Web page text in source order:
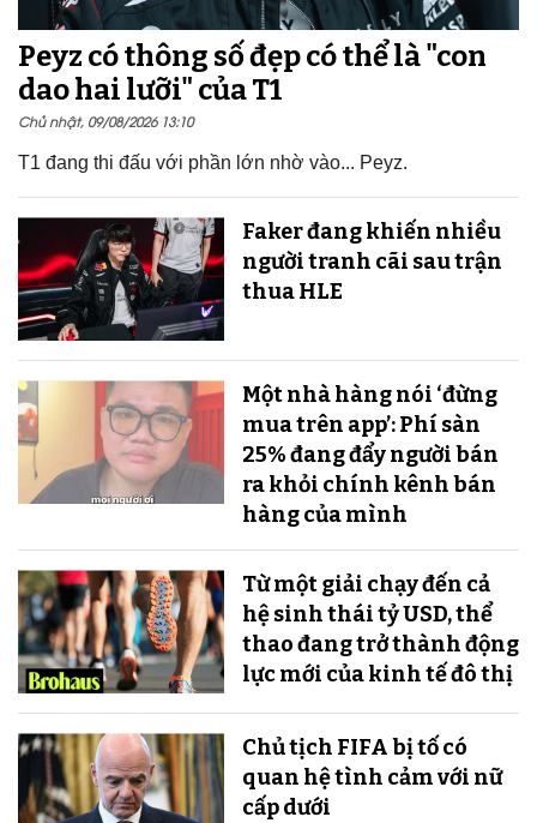
Peyz có thông số đẹp có thể là "con
dao hai lưỡi" của T1
Chủ nhật, 09/08/2026 13:10
T1 đang thi đấu với phần lớn nhờ vào... Peyz.
Faker đang khiến nhiều
người tranh cãi sau trận
thua HLE
Một nhà hàng nói ‘đừng
mua trên app’: Phí sàn
25% đang đẩy người bán
ra khỏi chính kênh bán
hàng của mình
Từ một giải chạy đến cả
hệ sinh thái tỷ USD, thể
thao đang trở thành động
lực mới của kinh tế đô thị
Chủ tịch FIFA bị tố có
quan hệ tình cảm với nữ
cấp dưới